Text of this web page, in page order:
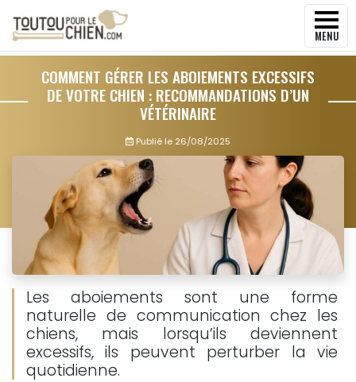
MENU
COMMENT GÉRER LES ABOIEMENTS EXCESSIFS
DE VOTRE CHIEN : RECOMMANDATIONS D’UN
VÉTÉRINAIRE
Publié le 26/08/2025
Les aboiements sont une forme
naturelle de communication chez les
chiens, mais lorsqu’ils deviennent
excessifs, ils peuvent perturber la vie
quotidienne.